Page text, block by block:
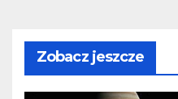
Zobacz jeszcze